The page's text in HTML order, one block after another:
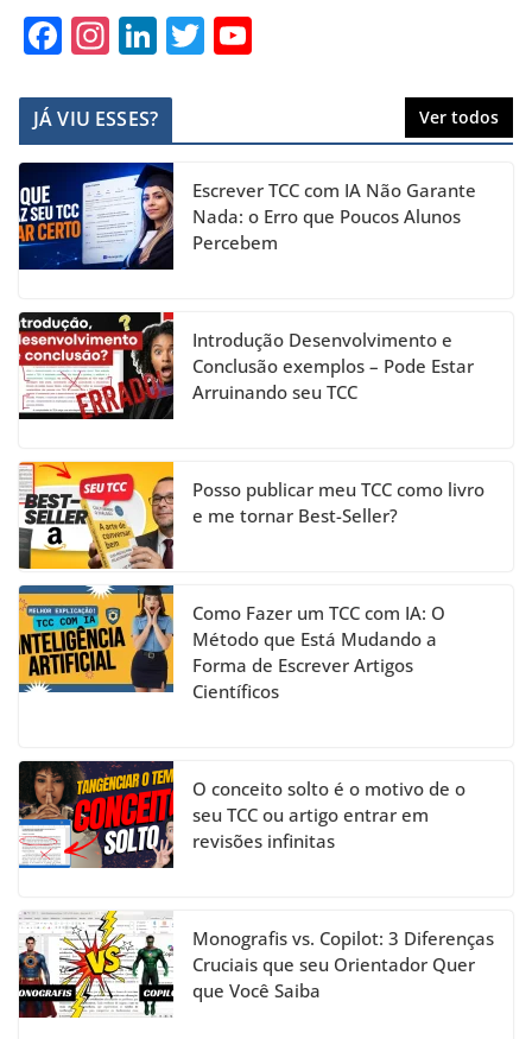
F
c
e
b
o
o
k
In
a
gr
a
m
Li
k
e
dI
n
T
er T
u
b
e
h
a
n
el
JÁ VIU ESSES? Ver todos
Escrever TCC com IA Não Garante
Nada: o Erro que Poucos Alunos
Percebem
Introdução Desenvolvimento e
Conclusão exemplos – Pode Estar
Arruinando seu TCC
Posso publicar meu TCC como livro
e me tornar Best-Seller?
Como Fazer um TCC com IA: O
Método que Está Mudando a
Forma de Escrever Artigos
Científicos
O conceito solto é o motivo de o
seu TCC ou artigo entrar em
revisões infinitas
Monografis vs. Copilot: 3 Diferenças
Cruciais que seu Orientador Quer
que Você Saiba